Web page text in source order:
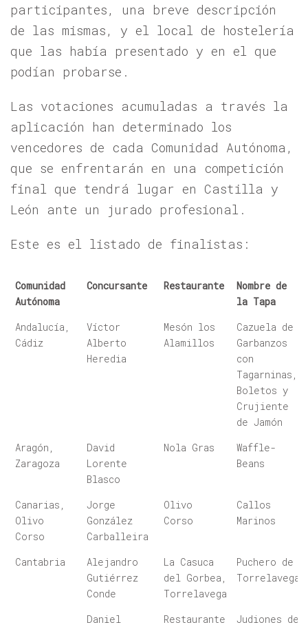
participantes, una breve descripción
de las mismas, y el local de hostelería
que las había presentado y en el que
podían probarse.
Las votaciones acumuladas a través la
aplicación han determinado los
vencedores de cada Comunidad Autónoma,
que se enfrentarán en una competición
final que tendrá lugar en Castilla y
León ante un jurado profesional.
Este es el listado de finalistas:
Comunidad
Autónoma
Concursante Restaurante
Nombre de
la Tapa
Comunidad
Autónoma
Concursante Restaurante
Nombre de
la Tapa
Andalucía,
Cádiz
Víctor
Alberto
Heredia
Mesón los
Alamillos
Cazuela de
Garbanzos
con
Tagarninas,
Boletos y
Crujiente
de Jamón
Aragón,
Zaragoza
David
Lorente
Blasco
Nola Gras
Waffle-
Beans
Canarias,
Olivo
Corso
Jorge
González
Carballeira
Olivo
Corso
Callos
Marinos
Cantabria
Alejandro
Gutiérrez
Conde
La Casuca
del Gorbea,
Torrelavega
Puchero de
Torrelavega
Daniel
Restaurante
Judiones de